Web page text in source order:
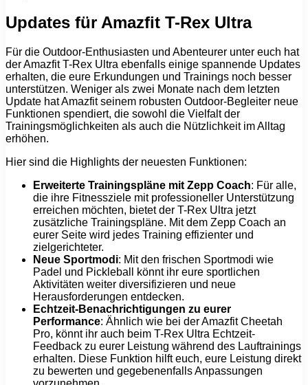
Updates für Amazfit T-Rex Ultra
Für die Outdoor-Enthusiasten und Abenteurer unter euch hat
der Amazfit T-Rex Ultra ebenfalls einige spannende Updates
erhalten, die eure Erkundungen und Trainings noch besser
unterstützen. Weniger als zwei Monate nach dem letzten
Update hat Amazfit seinem robusten Outdoor-Begleiter neue
Funktionen spendiert, die sowohl die Vielfalt der
Trainingsmöglichkeiten als auch die Nützlichkeit im Alltag
erhöhen.
Hier sind die Highlights der neuesten Funktionen:
Erweiterte Trainingspläne mit Zepp Coach: Für alle,
die ihre Fitnessziele mit professioneller Unterstützung
erreichen möchten, bietet der T-Rex Ultra jetzt
zusätzliche Trainingspläne. Mit dem Zepp Coach an
eurer Seite wird jedes Training effizienter und
zielgerichteter.
Neue Sportmodi: Mit den frischen Sportmodi wie
Padel und Pickleball könnt ihr eure sportlichen
Aktivitäten weiter diversifizieren und neue
Herausforderungen entdecken.
Echtzeit-Benachrichtigungen zu eurer
Performance: Ähnlich wie bei der Amazfit Cheetah
Pro, könnt ihr auch beim T-Rex Ultra Echtzeit-
Feedback zu eurer Leistung während des Lauftrainings
erhalten. Diese Funktion hilft euch, eure Leistung direkt
zu bewerten und gegebenenfalls Anpassungen